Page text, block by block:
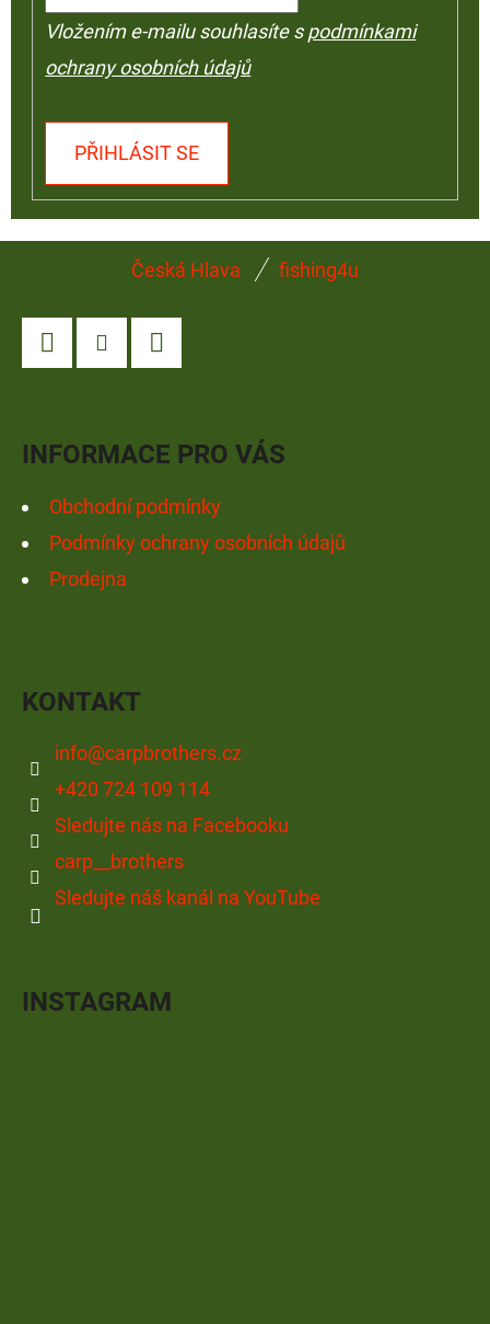
Vložením e-mailu souhlasíte spodmínkami
ochrany osobních údajů
PŘIHLÁSIT SE
Česká Hlava fishing4u
INFORMACE PRO VÁS
Obchodní podmínky
Podmínky ochrany osobních údajů
Prodejna
KONTAKT
info@carpbrothers.cz
+420 724 109 114
Sledujte nás na Facebooku
carp__brothers
Sledujte náš kanál na YouTube
INSTAGRAM